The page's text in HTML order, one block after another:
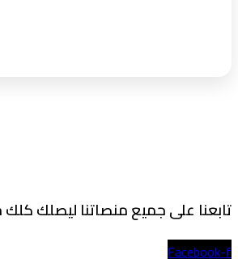
تابعنا على جميع منصاتنا ليصلك كلك
Facebook-f